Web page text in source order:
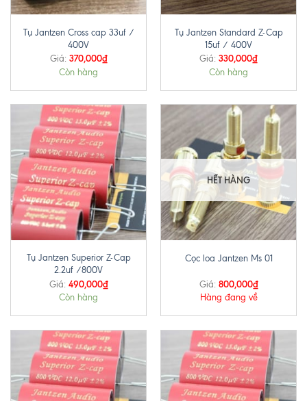
Tụ Jantzen Cross cap 33uf /
400V
Giá: 370,000₫
Còn hàng
Tụ Jantzen Standard Z-Cap
15uf / 400V
Giá: 330,000₫
Còn hàng
Tụ Jantzen Superior Z-Cap
2.2uf /800V
Giá: 490,000₫
Còn hàng
HẾT HÀNG
Cọc loa Jantzen Ms 01
Giá: 800,000₫
Hàng đang về